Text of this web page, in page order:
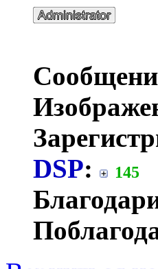
DSP: 145